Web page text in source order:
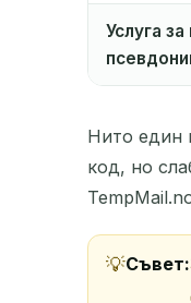
Услуга
Нито един
код, но
Съвет: